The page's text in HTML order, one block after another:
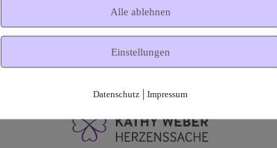
Alle ablehnen
Einstellungen
Datenschutz | Impressum